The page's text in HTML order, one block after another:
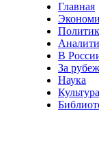
Главная
В
За
Наука
Культура